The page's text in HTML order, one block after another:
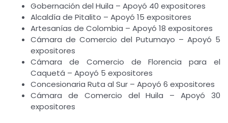
Gobernación del Huila – Apoyó 40 expositores
Alcaldía de Pitalito – Apoyó 15 expositores
Artesanías de Colombia – Apoyó 18 expositores
Cámara de Comercio del Putumayo – Apoyó 5
expositores
Cámara de Comercio de Florencia para el
Caquetá – Apoyó 5 expositores
Concesionaria Ruta al Sur – Apoyó 6 expositores
Cámara de Comercio del Huila – Apoyó 30
expositores